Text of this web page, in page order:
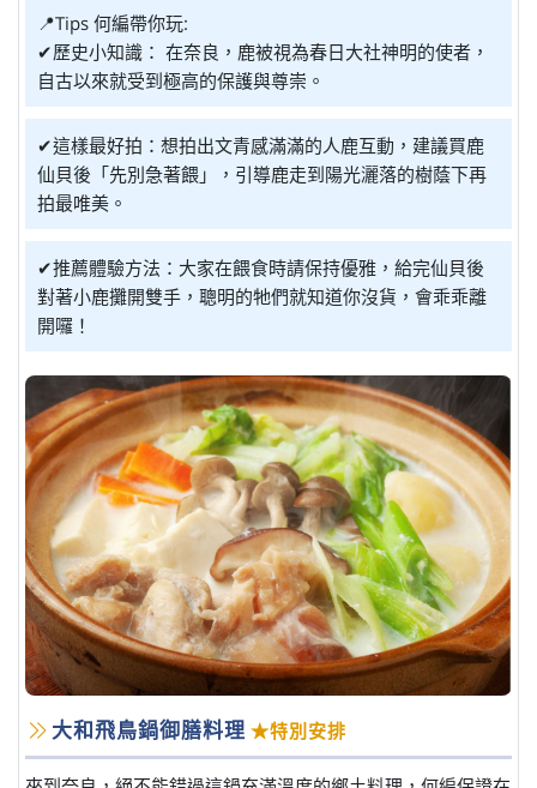
📍Tips 何編帶你玩:
✔歷史小知識： 在奈良，鹿被視為春日大社神明的使者，
自古以來就受到極高的保護與尊崇。
✔這樣最好拍：想拍出文青感滿滿的人鹿互動，建議買鹿
仙貝後「先別急著餵」，引導鹿走到陽光灑落的樹蔭下再
拍最唯美。
✔推薦體驗方法：大家在餵食時請保持優雅，給完仙貝後
對著小鹿攤開雙手，聰明的牠們就知道你沒貨，會乖乖離
開囉！
大和飛鳥鍋御膳料理 ★特別安排